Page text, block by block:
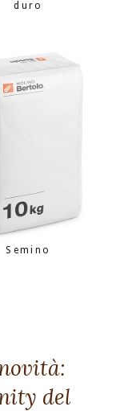
duro
Semino
del